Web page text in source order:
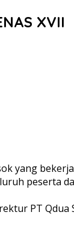
XVII
yang
peserta
PT